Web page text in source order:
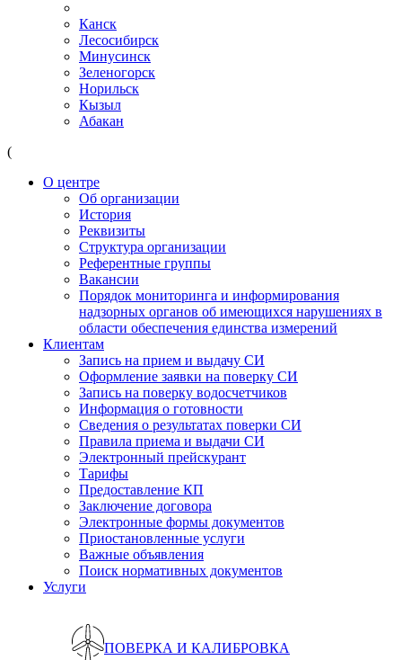
Канск
Лесосибирск
Минусинск
Зеленогорск
Норильск
Кызыл
Абакан
(
О центре
Об организации
История
Реквизиты
Структура организации
Референтные группы
Вакансии
Порядок мониторинга и информирования
надзорных органов об имеющихся нарушениях в
области обеспечения единства измерений
Клиентам
Запись на прием и выдачу СИ
Оформление заявки на поверку СИ
Запись на поверку водосчетчиков
Информация о готовности
Сведения о результатах поверки СИ
Правила приема и выдачи СИ
Электронный прейскурант
Тарифы
Предоставление КП
Заключение договора
Электронные формы документов
Приостановленные услуги
Важные объявления
Поиск нормативных документов
Услуги
ПОВЕРКА И КАЛИБРОВКА